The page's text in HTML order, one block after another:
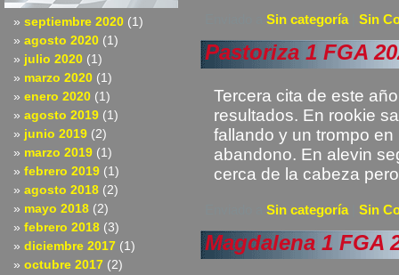
septiembre 2020 (1)
agosto 2020 (1)
julio 2020 (1)
marzo 2020 (1)
enero 2020 (1)
agosto 2019 (1)
junio 2019 (2)
marzo 2019 (1)
febrero 2019 (1)
agosto 2018 (2)
mayo 2018 (2)
febrero 2018 (3)
diciembre 2017 (1)
octubre 2017 (2)
Sin categoría Sin
Pastoriza 1 FGA
Tercera cita de este
resultados. En rookie
fallando y un trompo
abandono. En alevin
cerca de la cabeza
Sin categoría Sin
Magdalena 1 FGA